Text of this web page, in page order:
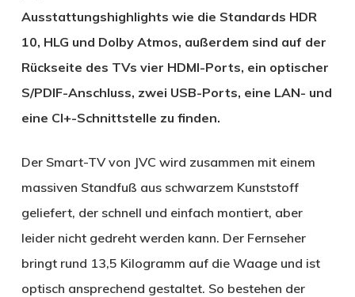
Ausstattungshighlights wie die Standards HDR
10, HLG und Dolby Atmos, außerdem sind auf der
Rückseite des TVs vier HDMI-Ports, ein optischer
S/PDIF-Anschluss, zwei USB-Ports, eine LAN- und
eine CI+-Schnittstelle zu finden.
Der Smart-TV von JVC wird zusammen mit einem
massiven Standfuß aus schwarzem Kunststoff
geliefert, der schnell und einfach montiert, aber
leider nicht gedreht werden kann. Der Fernseher
bringt rund 13,5 Kilogramm auf die Waage und ist
optisch ansprechend gestaltet. So bestehen der